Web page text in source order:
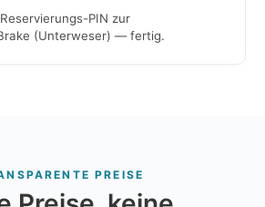
PIN zur
(Unterweser) — fertig.
PREISE